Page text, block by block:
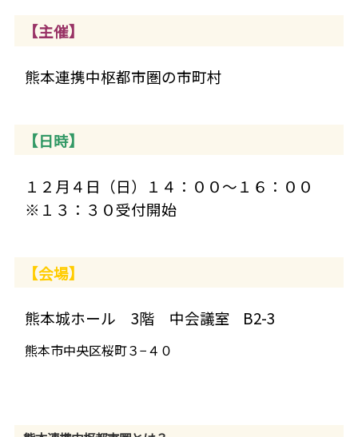
【主催】
熊本連携中枢都市圏の市町村
【日時】
１２月４日（日）１４：００～１６：００
※１３：３０受付開始
【会場】
熊本城ホール3階 中会議室 B2-3
熊本市中央区桜町３−４０